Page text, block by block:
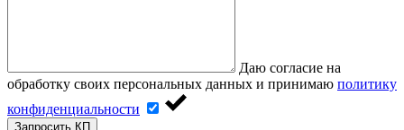
Даю согласие на
обработку своих персональных данных и принимаю политику
конфиденциальности
Запросить КП